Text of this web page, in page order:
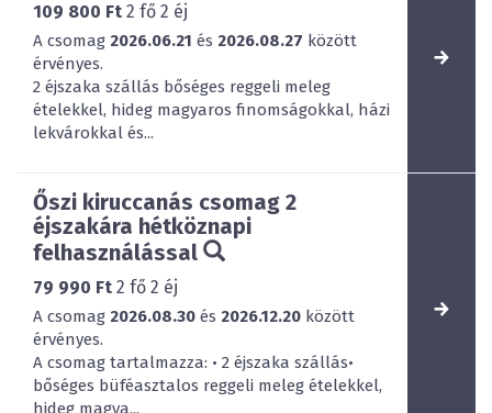
109 800 Ft 2 fő 2 éj
A csomag 2026.06.21 és 2026.08.27 között
érvényes.
2 éjszaka szállás bőséges reggeli meleg
ételekkel, hideg magyaros finomságokkal, házi
lekvárokkal és...
Őszi kiruccanás csomag 2
éjszakára hétköznapi
felhasználással
79 990 Ft 2 fő 2 éj
A csomag 2026.08.30 és 2026.12.20 között
érvényes.
A csomag tartalmazza: • 2 éjszaka szállás•
bőséges büféasztalos reggeli meleg ételekkel,
hideg magya...